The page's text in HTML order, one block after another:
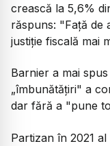
crească la 5,6%
răspuns: "Faţă de
justiţie fiscală mai
Barnier a mai
„îmbunătăţiri" a
dar fără a "pune
Partizan în 2021